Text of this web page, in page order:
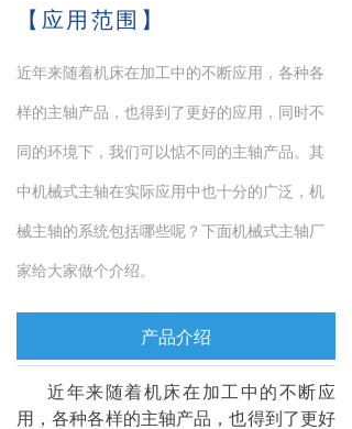
近年来随着机床在加工中的不断应用，各种各
样的主轴产品，也得到了更好的应用，同时不
同的环境下，我们可以惦不同的主轴产品。其
中机械式主轴在实际应用中也十分的广泛，机
械主轴的系统包括哪些呢？下面机械式主轴厂
家给大家做个介绍。
近年来随着机床在加工中的不断应
用，各种各样的主轴产品，也得到了更好
产品介绍
【应用范围】